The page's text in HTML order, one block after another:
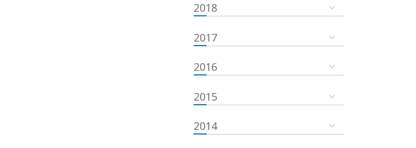
2018
2017
2016
2015
2014